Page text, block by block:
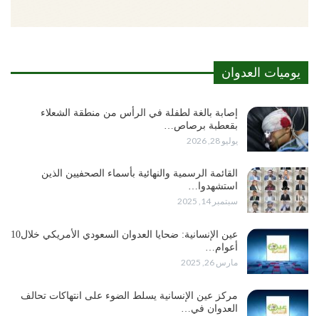
يوميات العدوان
إصابة بالغة لطفلة في الرأس من منطقة الشعلاء
بقعطبة برصاص…
يوليو 28, 2026
القائمة الرسمية والنهائية بأسماء الصحفيين الذين
استشهدوا…
سبتمبر 14, 2025
عين الإنسانية: ضحايا العدوان السعودي الأمريكي خلال10
أعوام…
مارس 26, 2025
مركز عين الإنسانية يسلط الضوء على انتهاكات تحالف
العدوان في…